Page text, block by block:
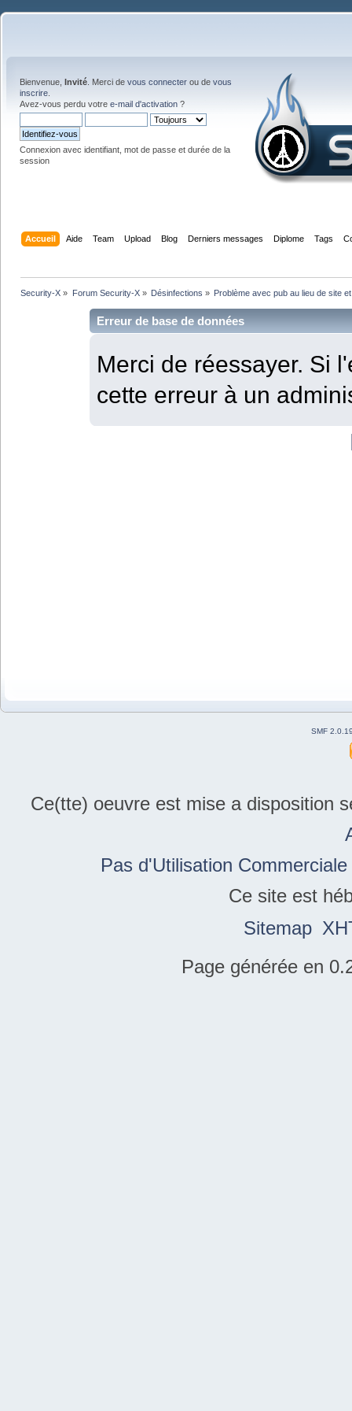
Bienvenue, Invité . Merci de vous connecter ou de vous
inscrire
Avez-vous perdu votre e-mail d'activation ?
Connexion avec identifiant, mot de passe et durée de la
session
Accueil Aide Team Upload Blog Derniers messages Diplome Tags
Security-X » Forum Security-X» Désinfections » Problème avec pub au lieu de site
Erreur de base de données
Merci de réessayer. Si
cette erreur à un
SMF
Ce(tte) oeuvre est mise a disposition
Pas d'Utilisation
Ce site est
Sitemap
Page générée en